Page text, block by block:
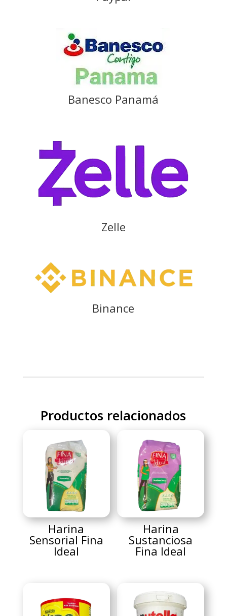
Banesco Panamá
Zelle
Binance
Productos relacionados
Harina
Sensorial Fina
Ideal
Harina
Sustanciosa
Fina Ideal